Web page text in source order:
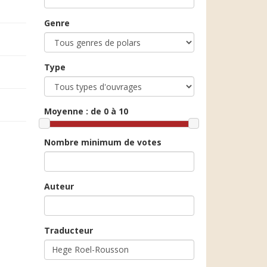
Genre
Type
Moyenne : de 0 à 10
Nombre minimum de votes
Auteur
Traducteur